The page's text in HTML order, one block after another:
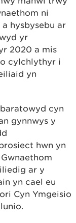
ni
hysbysebu ar
yr
2020 a mis
cylchlythyr i
yn
cyn
gynnwys y
hwn yn
ar y
yn cael eu
Cyn Ymgeisio